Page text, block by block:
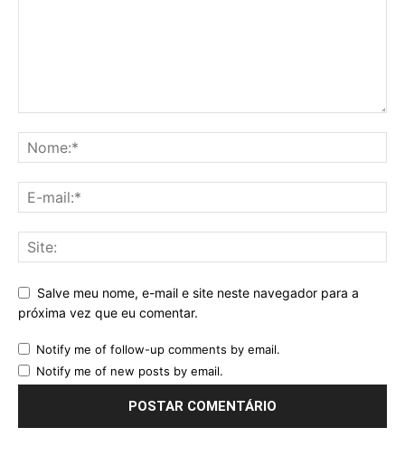
Salve meu nome, e-mail e site neste navegador para a
próxima vez que eu comentar.
Notify me of follow-up comments by email.
Notify me of new posts by email.